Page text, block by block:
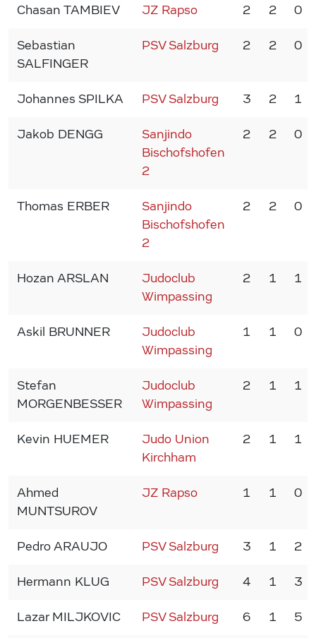
Chasan TAMBIEV JZ Rapso 2 2 0
Sebastian
SALFINGER
PSV Salzburg 2 2 0
Johannes SPILKA PSV Salzburg 3 2 1
Jakob DENGG
Sanjindo
Bischofshofen
2
2 2 0
Thomas ERBER
Sanjindo
Bischofshofen
2
2 2 0
Hozan ARSLAN
Judoclub
Wimpassing
2 1 1
Askil BRUNNER
Judoclub
Wimpassing
1 1 0
Stefan
MORGENBESSER
Judoclub
Wimpassing
2 1 1
Kevin HUEMER
Judo Union
Kirchham
2 1 1
Ahmed
MUNTSUROV
JZ Rapso 1 1 0
Pedro ARAUJO PSV Salzburg 3 1 2
Hermann KLUG PSV Salzburg 4 1 3
Lazar MILJKOVIC PSV Salzburg 6 1 5